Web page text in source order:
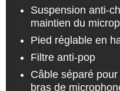
Suspension anti-
maintien du
Pied réglable en
Filtre anti-pop
Câble séparé
bras de